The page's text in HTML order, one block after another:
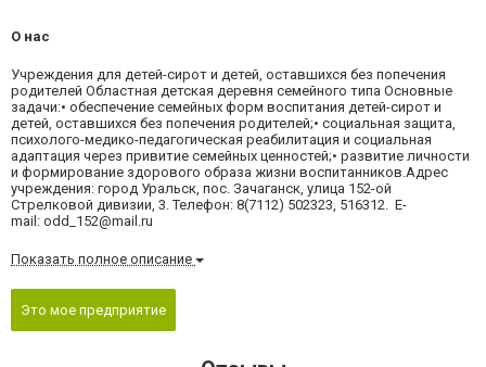
О нас
Учреждения для детей-сирот и детей, оставшихся без попечения
родителей Областная детская деревня семейного типа Основные
задачи:• обеспечение семейных форм воспитания детей-сирот и
детей, оставшихся без попечения родителей;• социальная защита,
психолого-медико-педагогическая реабилитация и социальная
адаптация через привитие семейных ценностей;• развитие личности
и формирование здорового образа жизни воспитанников.Адрес
учреждения: город Уральск, пос. Зачаганск, улица 152-ой
Стрелковой дивизии, 3. Телефон: 8(7112) 502323, 516312. E-
mail: odd_152@mail.ru
Показать полное описание
Это мое предприятие